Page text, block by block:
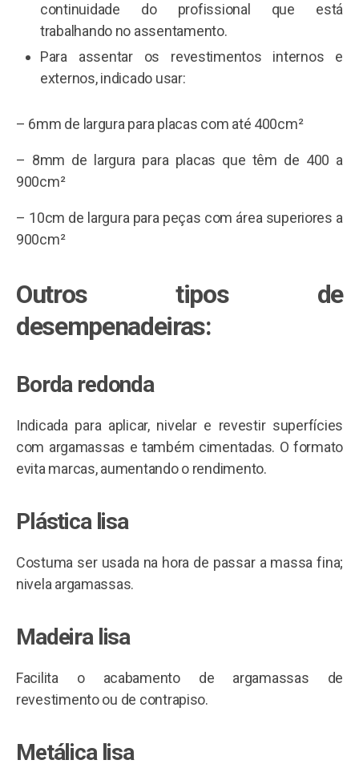
continuidade do profissional que está
trabalhando no assentamento.
Para assentar os revestimentos internos e
externos, indicado usar:
– 6mm de largura para placas com até 400cm²
– 8mm de largura para placas que têm de 400 a
900cm²
– 10cm de largura para peças com área superiores a
900cm²
Outros tipos de
desempenadeiras:
Borda redonda
Indicada para aplicar, nivelar e revestir superfícies
com argamassas e também cimentadas. O formato
evita marcas, aumentando o rendimento.
Plástica lisa
Costuma ser usada na hora de passar a massa fina;
nivela argamassas.
Madeira lisa
Facilita o acabamento de argamassas de
revestimento ou de contrapiso.
Metálica lisa